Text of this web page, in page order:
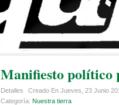
Manifiesto político
Detalles Creado En Jueves, 23 Junio
Categoría: Nuestra tierra